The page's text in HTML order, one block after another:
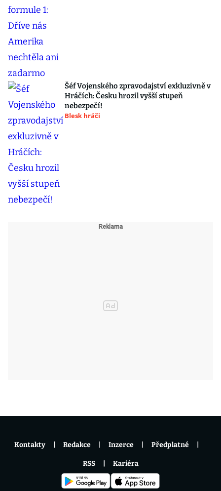
Šéf Vojenského zpravodajství exkluzivně v
Hráčích: Česku hrozil vyšší stupeň
nebezpečí!
Blesk hráči
Kontakty Redakce Inzerce Předplatné
RSS Kariéra